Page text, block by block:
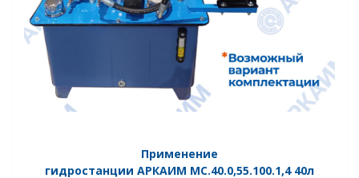
Применение
гидростанции АРКАИМ МС.40.0,55.100.1,4 40л